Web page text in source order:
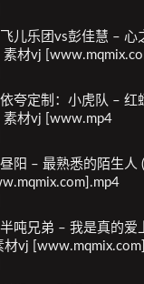
飞儿乐团vs彭佳慧 – 心
素材vj
依夸定制：小虎队 – 红
素材vj [www.mp4
昼阳 – 最熟悉的陌生人
半吨兄弟 – 我是真的爱
材vj